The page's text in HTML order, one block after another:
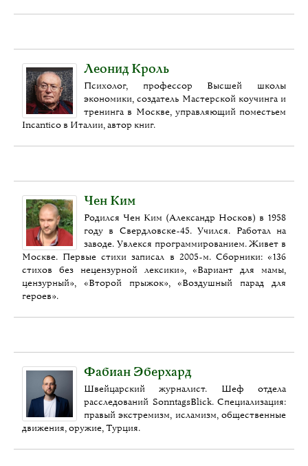
Леонид Кроль
Психолог, профессор Высшей школы
экономики, создатель Мастерской коучинга и
тренинга в Москве, управляющий поместьем
Incantico в Италии, автор книг.
Чен Ким
Родился Чен Ким (Александр Носков) в 1958
году в Свердловске-45. Учился. Работал на
заводе. Увлекся программированием. Живет в
Москве. Первые стихи записал в 2005-м. Сборники: «136
стихов без нецензурной лексики», «Вариант для мамы,
цензурный», «Второй прыжок», «Воздушный парад для
героев».
Фабиан Эберхард
Швейцарский журналист. Шеф отдела
расследований SonntagsBlick. Специализация:
правый экстремизм, исламизм, общественные
движения, оружие, Турция.